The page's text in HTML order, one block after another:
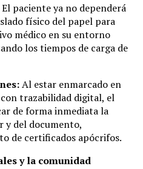
El paciente ya no dependerá
físico del papel para
médico en su entorno
los tiempos de carga de
Al estar enmarcado en
trazabilidad digital, el
de forma inmediata la
y del documento,
de certificados apócrifos.
y la comunidad